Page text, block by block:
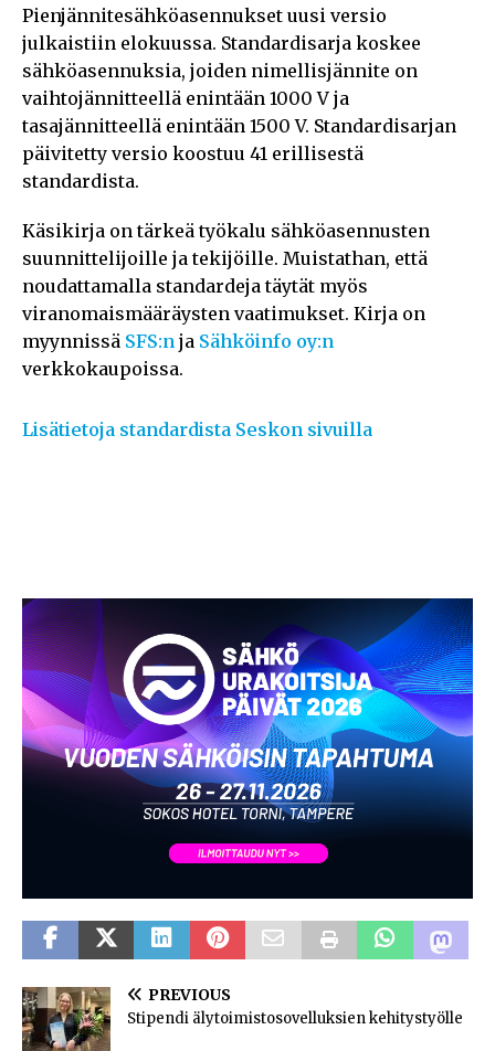
Pienjännitesähköasennukset uusi versio
julkaistiin elokuussa. Standardisarja koskee
sähköasennuksia, joiden nimellisjännite on
vaihtojännitteellä enintään 1000 V ja
tasajännitteellä enintään 1500 V. Standardisarjan
päivitetty versio koostuu 41 erillisestä
standardista.
Käsikirja on tärkeä työkalu sähköasennusten
suunnittelijoille ja tekijöille. Muistathan, että
noudattamalla standardeja täytät myös
viranomaismääräysten vaatimukset. Kirja on
myynnissä SFS:n ja Sähköinfo oy:n
verkkokaupoissa.
Lisätietoja standardista Seskon sivuilla
PREVIOUS
Stipendi älytoimistosovelluksien kehitystyölle